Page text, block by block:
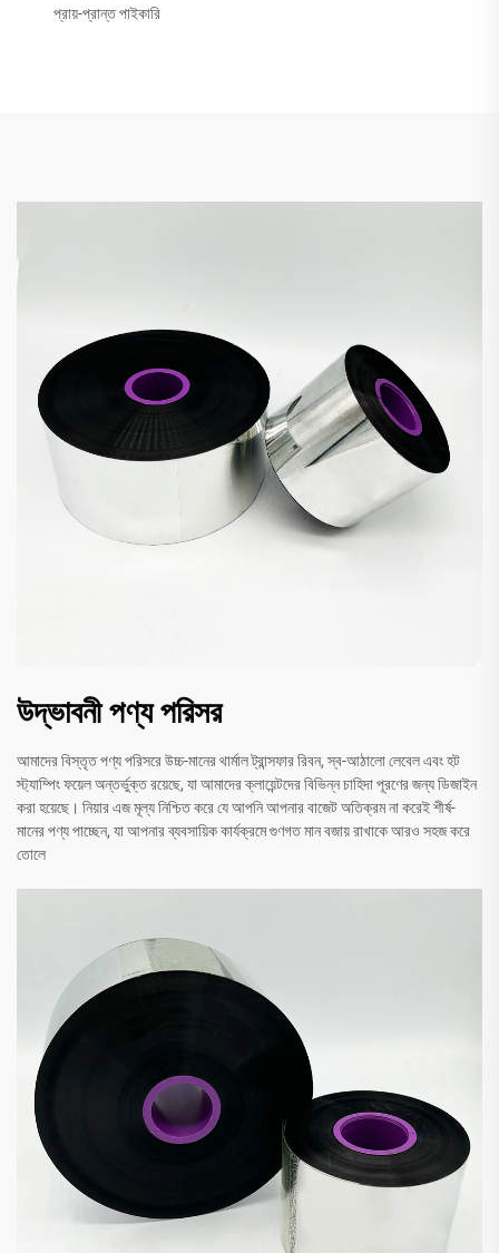
প্রায়-প্রান্ত পাইকারি
উদ্ভাবনী পণ্য পরিসর
আমাদের বিস্তৃত পণ্য পরিসরে উচ্চ-মানের থার্মাল ট্রান্সফার রিবন, স্ব-আঠালো লেবেল এবং হট
স্ট্যাম্পিং ফয়েল অন্তর্ভুক্ত রয়েছে, যা আমাদের ক্লায়েন্টদের বিভিন্ন চাহিদা পূরণের জন্য ডিজাইন
করা হয়েছে। নিয়ার এজ মূল্য নিশ্চিত করে যে আপনি আপনার বাজেট অতিক্রম না করেই শীর্ষ-
মানের পণ্য পাচ্ছেন, যা আপনার ব্যবসায়িক কার্যক্রমে গুণগত মান বজায় রাখাকে আরও সহজ করে
তোলে